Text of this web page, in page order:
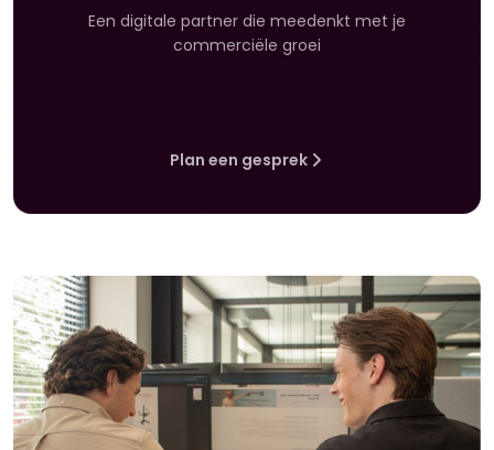
Een digitale partner die meedenkt met je
commerciële groei
Plan een gesprek